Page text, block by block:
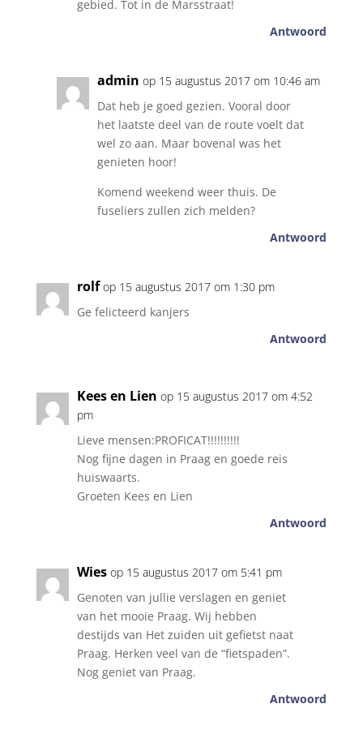
gebied. Tot in de Marsstraat!
Antwoord
admin op 15 augustus 2017 om 10:46 am
Dat heb je goed gezien. Vooral door
het laatste deel van de route voelt dat
wel zo aan. Maar bovenal was het
genieten hoor!
Komend weekend weer thuis. De
fuseliers zullen zich melden?
Antwoord
rolf op 15 augustus 2017 om 1:30 pm
Ge felicteerd kanjers
Antwoord
Kees en Lien op 15 augustus 2017 om 4:52
pm
Lieve mensen:PROFICAT!!!!!!!!!!
Nog fijne dagen in Praag en goede reis
huiswaarts.
Groeten Kees en Lien
Antwoord
Wies op 15 augustus 2017 om 5:41 pm
Genoten van jullie verslagen en geniet
van het mooie Praag. Wij hebben
destijds van Het zuiden uit gefietst naat
Praag. Herken veel van de “fietspaden”.
Nog geniet van Praag.
Antwoord